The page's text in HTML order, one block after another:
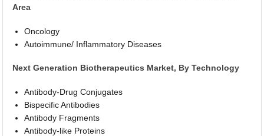
Area
Oncology
Autoimmune/ Inflammatory Diseases
Next Generation Biotherapeutics Market, By Technology
Antibody-Drug Conjugates
Bispecific Antibodies
Antibody Fragments
Antibody-like Proteins